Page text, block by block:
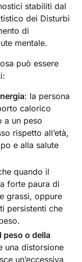
stabiliti dal
dei Disturbi
di
mentale.
può essere
: la persona
calorico
a un peso
rispetto all’età,
e alla salute
quando il
forte paura di
grassi, oppure
persistenti che
peso o della
una distorsione
un’eccessiva